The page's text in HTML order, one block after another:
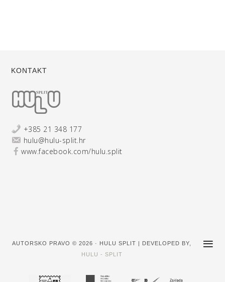
KONTAKT
+385 21 348 177
hulu@hulu-split.hr
www.facebook.com/hulu.split
AUTORSKO PRAVO © 2026 · HULU SPLIT | DEVELOPED BY,
HULU - SPLIT